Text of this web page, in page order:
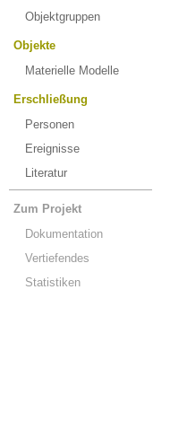
Objektgruppen
Objekte
Materielle Modelle
Erschließung
Personen
Ereignisse
Literatur
Zum Projekt
Dokumentation
Vertiefendes
Statistiken